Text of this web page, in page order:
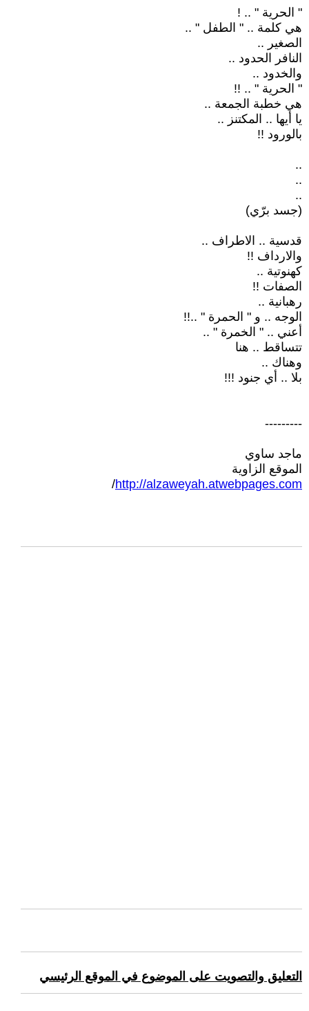
" الحرية " .. !
هي كلمة .. " الطفل " ..
الصغير ..
النافر الحدود ..
والخدود ..
" الحرية " .. !!
هي خطبة الجمعة ..
يا أيها .. المكتنز ..
بالورود !!
..
..
..
(جسد برّي)
قدسية .. الاطراف ..
والارداف !!
كهنوتية ..
الصفات !!
رهبانية ..
الوجه .. و " الحمرة " ..!!
أعني .. " الخمرة " ..
تتساقط .. هنا
وهناك ..
بلا .. أي جنود !!!
---------
ماجد ساوي
الموقع الزاوية
http://alzaweyah.atwebpages.com
/
التعليق والتصويت على الموضوع في الموقع الرئيسي